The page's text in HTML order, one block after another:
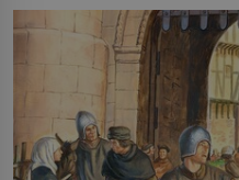
pře hned několik
Francie, kde se traduje,